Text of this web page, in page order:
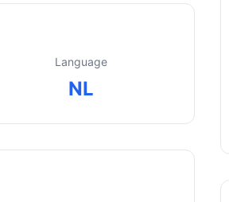
Language
NL